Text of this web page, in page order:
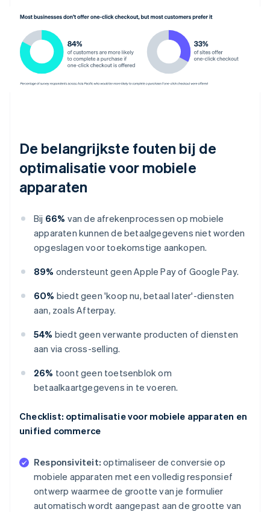
De belangrijkste fouten bij de
optimalisatie voor mobiele
apparaten
Bij 66% van de afrekenprocessen op mobiele
apparaten kunnen de betaalgegevens niet worden
opgeslagen voor toekomstige aankopen.
89% ondersteunt geen Apple Pay of Google Pay.
60% biedt geen 'koop nu, betaal later'-diensten
aan, zoals Afterpay.
54% biedt geen verwante producten of diensten
aan via cross-selling.
26% toont geen toetsenblok om
betaalkaartgegevens in te voeren.
Checklist: optimalisatie voor mobiele apparaten en
unified commerce
Responsiviteit: optimaliseer de conversie op
mobiele apparaten met een volledig responsief
ontwerp waarmee de grootte van je formulier
automatisch wordt aangepast aan de grootte van